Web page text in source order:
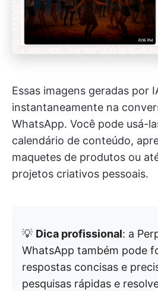
Essas imagens geradas por
instantaneamente na
WhatsApp. Você pode usá-
calendário de conteúdo,
maquetes de produtos ou
projetos criativos pessoais.
💡 Dica profissional: a
WhatsApp também pode
respostas concisas e
pesquisas rápidas e